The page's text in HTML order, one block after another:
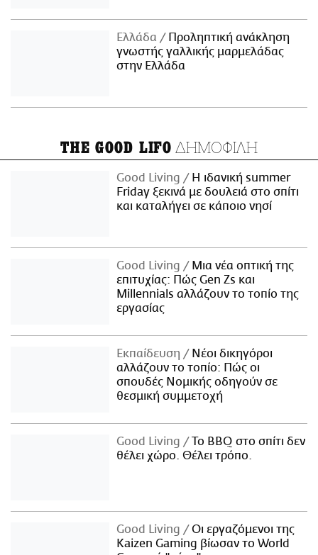
Ελλάδα
Προληπτική ανάκληση
γνωστής γαλλικής μαρμελάδας
στην Ελλάδα
THE GOOD LIFO ΔΗΜΟΦΙΛΗ
Good Living
Η ιδανική summer
Friday ξεκινά με δουλειά στο σπίτι
και καταλήγει σε κάποιο νησί
Good Living
Μια νέα οπτική της
επιτυχίας: Πώς Gen Zs και
Millennials αλλάζουν το τοπίο της
εργασίας
Εκπαίδευση
Νέοι δικηγόροι
αλλάζουν το τοπίο: Πώς οι
σπουδές Νομικής οδηγούν σε
θεσμική συμμετοχή
Good Living
Το BBQ στο σπίτι δεν
θέλει χώρο. Θέλει τρόπο.
Good Living
Οι εργαζόμενοι της
Kaizen Gaming βίωσαν το World